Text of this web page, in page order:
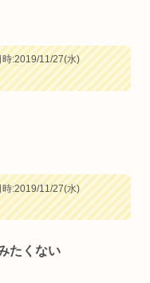
:2019/11/27(水)
:2019/11/27(水)
たくない